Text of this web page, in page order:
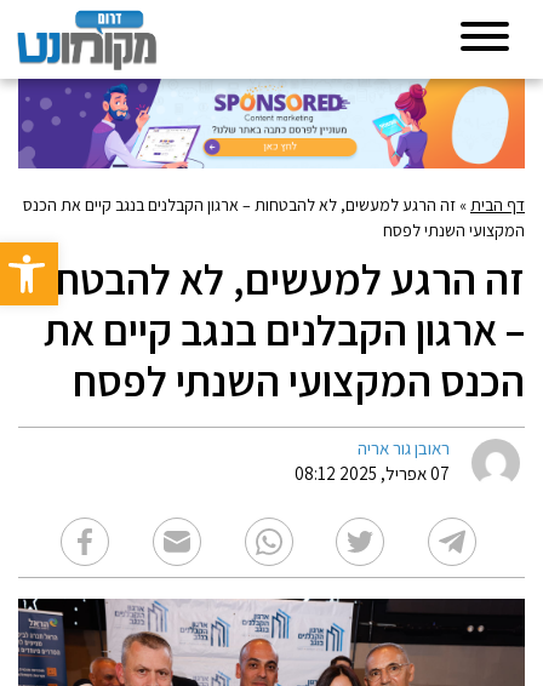
פתח
דף הבית» זה הרגע למעשים, לא להבטחות – ארגון הקבלנים בנגב קיים את הכנס
המקצועי השנתי לפסח
זה הרגע למעשים, לא להבטחות
– ארגון הקבלנים בנגב קיים את
הכנס המקצועי השנתי לפסח
ראובן גור אריה
07 אפריל, 2025 08:12